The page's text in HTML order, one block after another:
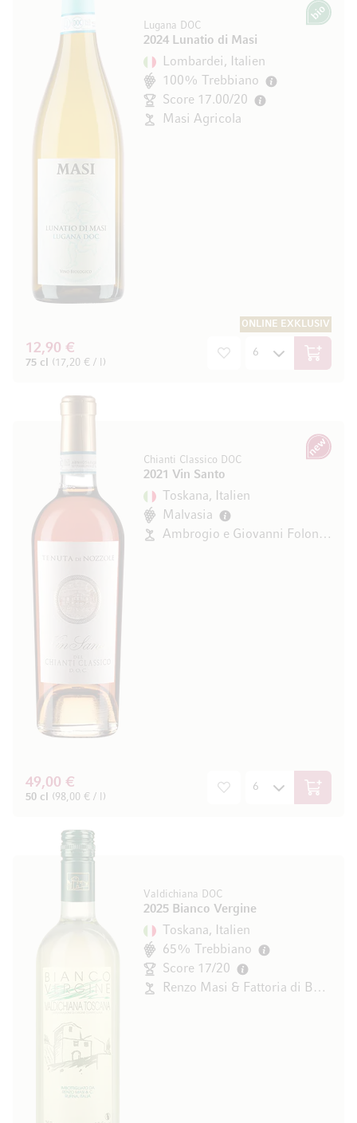
Lugana DOC
2024 Lunatio di Masi
Bio
Lombardei, Italien
100% Trebbiano
Score 17.00/20
Masi Agricola
ONLINE EXKLUSIV
12,90 €
75 cl (17,20 € / l) In den
Chianti Classico DOC
2021 Vin Santo
Neu
Toskana, Italien
Malvasia
Ambrogio e Giovanni Folonari
49,00 €
50 cl (98,00 € / l) In den
Valdichiana DOC
2025 Bianco Vergine
Toskana, Italien
65% Trebbiano
Score 17/20
Renzo Masi & Fattoria di Basciano